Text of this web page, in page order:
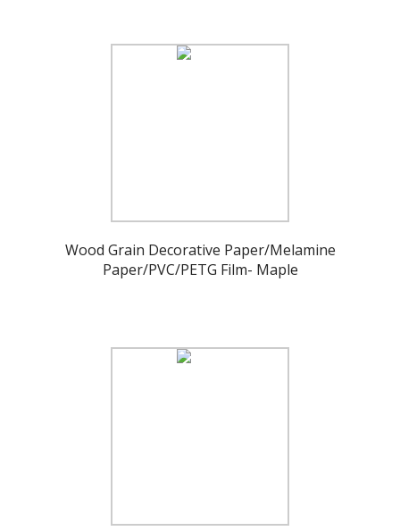
Wood Grain Decorative Paper/Melamine
Paper/PVC/PETG Film- Maple